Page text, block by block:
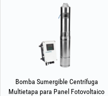
Bomba Sumergible Centrífuga
Multietapa para Panel Fotovoltaico